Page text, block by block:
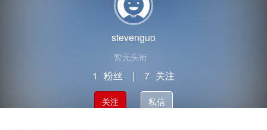
stevenguo
暂无头衔
1 粉丝 ｜ 7 关注
关注 私信